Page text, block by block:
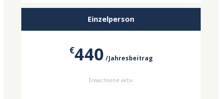
Einzelperson
€440 Jahresbeitrag
Erwachsene aktiv